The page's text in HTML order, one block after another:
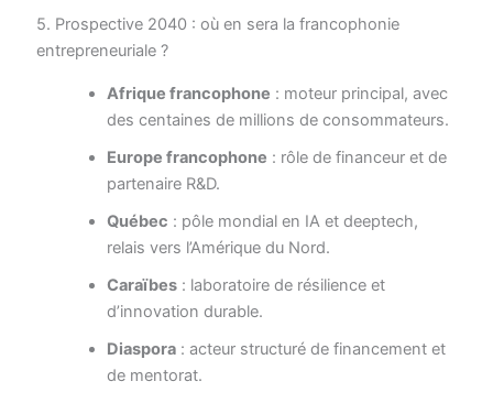
5. Prospective 2040 : où en sera la francophonie
entrepreneuriale ?
Afrique francophone : moteur principal, avec
des centaines de millions de consommateurs.
Europe francophone : rôle de financeur et de
partenaire R&D.
Québec : pôle mondial en IA et deeptech,
relais vers l’Amérique du Nord.
Caraïbes: laboratoire de résilience et
d’innovation durable.
Diaspora: acteur structuré de financement et
de mentorat.